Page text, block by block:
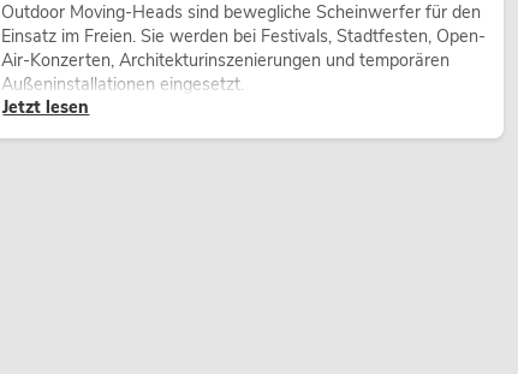
Outdoor Moving-Heads sind bewegliche Scheinwerfer für den
Einsatz im Freien. Sie werden bei Festivals, Stadtfesten, Open-
Air-Konzerten, Architekturinszenierungen und temporären
Außeninstallationen eingesetzt.
Jetzt lesen